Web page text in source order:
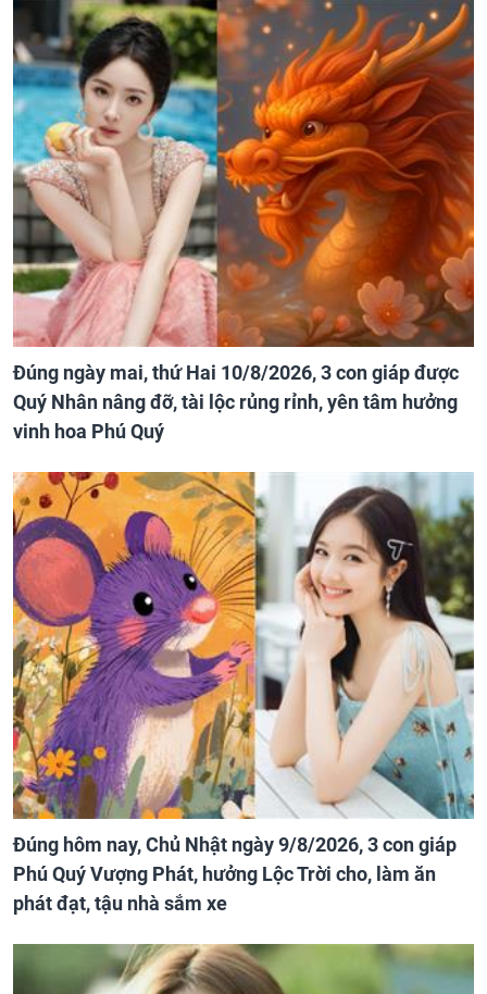
Đúng ngày mai, thứ Hai 10/8/2026, 3 con giáp được
Quý Nhân nâng đỡ, tài lộc rủng rỉnh, yên tâm hưởng
vinh hoa Phú Quý
Đúng hôm nay, Chủ Nhật ngày 9/8/2026, 3 con giáp
Phú Quý Vượng Phát, hưởng Lộc Trời cho, làm ăn
phát đạt, tậu nhà sắm xe